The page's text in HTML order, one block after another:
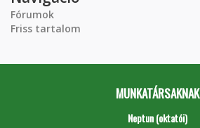
Fórumok
Friss tartalom
MUNKATÁRSAKNAK
Neptun (oktatói)